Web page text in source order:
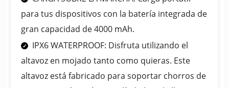
para tus dispositivos con la batería integrada de
gran capacidad de 4000 mAh.
IPX6 WATERPROOF: Disfruta utilizando el
altavoz en mojado tanto como quieras. Este
altavoz está fabricado para soportar chorros de